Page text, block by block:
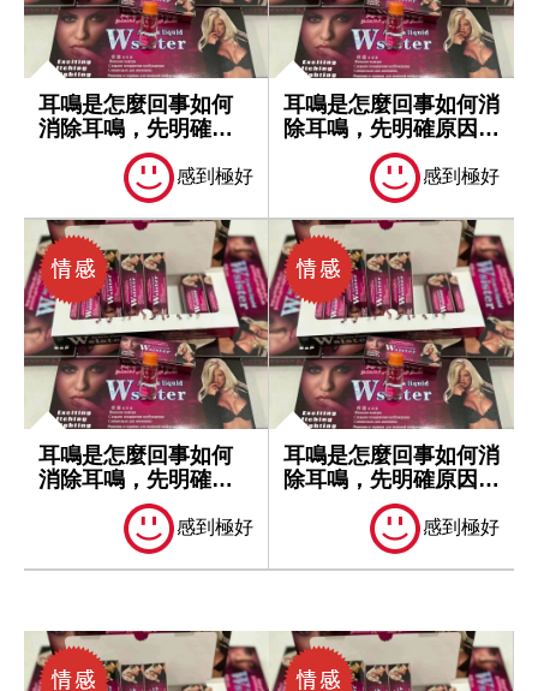
耳鳴是怎麼回事如何
消除耳鳴，先明確原
感到極好
耳鳴是怎麼回事如何消
除耳鳴，先明確原因再
感到極好
耳鳴是怎麼回事如何
消除耳鳴，先明確原
感到極好
耳鳴是怎麼回事如何消
除耳鳴，先明確原因再
感到極好